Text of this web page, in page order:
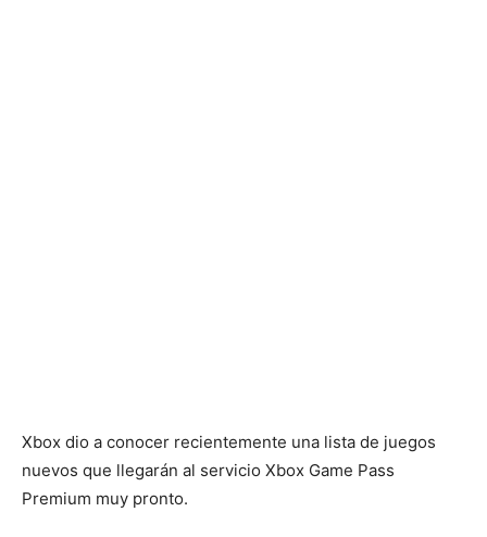
Xbox dio a conocer recientemente una lista de juegos
nuevos que llegarán al servicio Xbox Game Pass
Premium muy pronto.